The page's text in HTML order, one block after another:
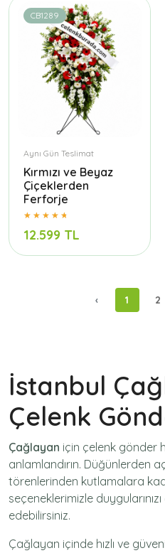
CB1289
Aynı Gün Teslimat
Kırmızı ve Beyaz
Çiçeklerden
Ferforje
12.599 TL
‹ 1 2
İstanbul
Çelenk
Çağlayan için çelenk gönder
anlamlandırın. Düğünlerden
törenlerinden kutlamalara
seçeneklerimizle
edebilirsiniz.
Çağlayan içinde hızlı ve